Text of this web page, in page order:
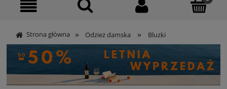
Strona główna » Odzież damska » Bluzki